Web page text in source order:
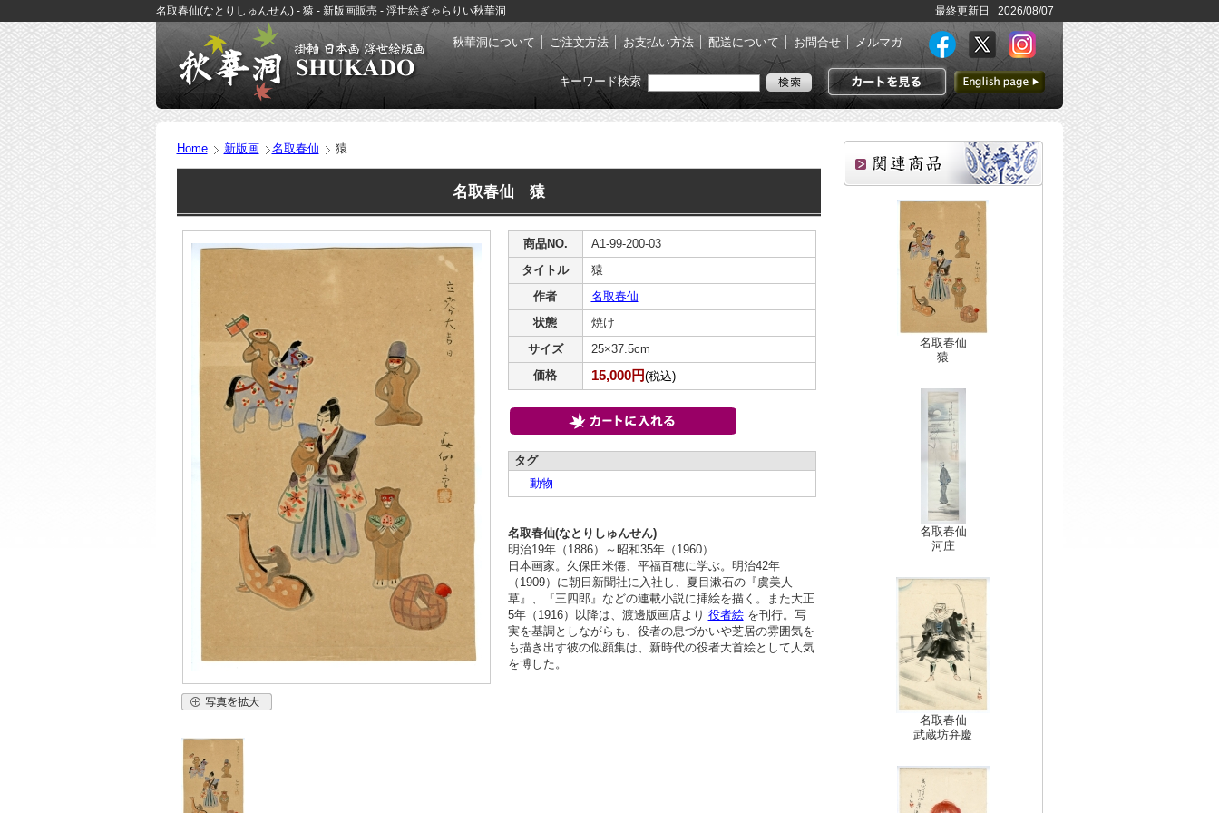
名取春仙(なとりしゅんせん) - 猿 - 新版画販売 - 浮世絵ぎゃらりい秋華洞 最終更新日 2026/08/07
秋華洞について ご注文方法 お支払い方法 配送について お問合せ メルマガ
カートを見る
英語ページへ
キーワード検索
Home 新版画 名取春仙 猿
名取春仙 猿
商品NO.
A1-99-200-03
タイトル
猿
作者
名取春仙
状態
焼け
サイズ
25×37.5cm
価格
15,000円(税込)
タグ
動物
名取春仙(なとりしゅんせん)
明治19年（1886）～昭和35年（1960）
日本画家。久保田米僊、平福百穂に学ぶ。明治42年
（1909）に朝日新聞社に入社し、夏目漱石の『虞美人
草』、『三四郎』などの連載小説に挿絵を描く。また大正
5年（1916）以降は、渡邊版画店より 役者絵を刊行。写
実を基調としながらも、役者の息づかいや芝居の雰囲気を
も描き出す彼の似顔集は、新時代の役者大首絵として人気
を博した。
名取春仙
猿
名取春仙
河庄
名取春仙
武蔵坊弁慶